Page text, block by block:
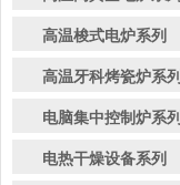
高温梭式电炉系列
高温牙科烤瓷炉系列
电脑集中控制炉系列
电热干燥设备系列